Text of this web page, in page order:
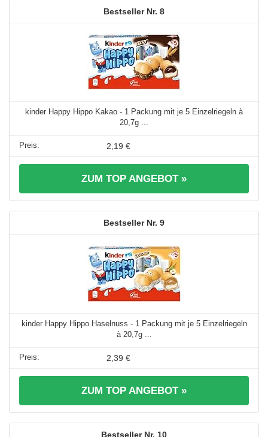
8
kinder Happy Hippo Kakao - 1 Packung mit je 5 Einzelriegeln à
20,7g ...
2,19 €
ZUM TOP ANGEBOT »
9
kinder Happy Hippo Haselnuss - 1 Packung mit je 5 Einzelriegeln
à 20,7g ...
2,39 €
ZUM TOP ANGEBOT »
10